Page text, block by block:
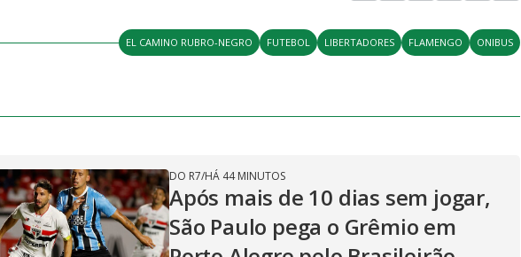
EL CAMINO RUBRO-NEGRO FUTEBOL LIBERTADORES FLAMENGO ONIBUS
DO R7/HÁ 44 MINUTOS
Após mais de 10 dias sem jogar,
São Paulo pega o Grêmio em